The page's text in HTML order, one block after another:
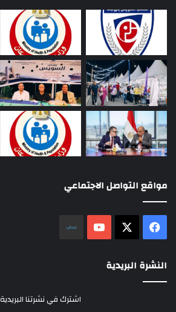
مواقع التواصل الاجتماعي
فيسبوك ‫YouTube
النشرة البريدية
اشترك في نشرتنا البريدية